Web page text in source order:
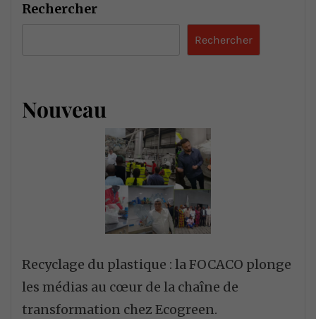
Rechercher
Rechercher
Nouveau
Recyclage du plastique : la FOCACO plonge
les médias au cœur de la chaîne de
transformation chez Ecogreen.